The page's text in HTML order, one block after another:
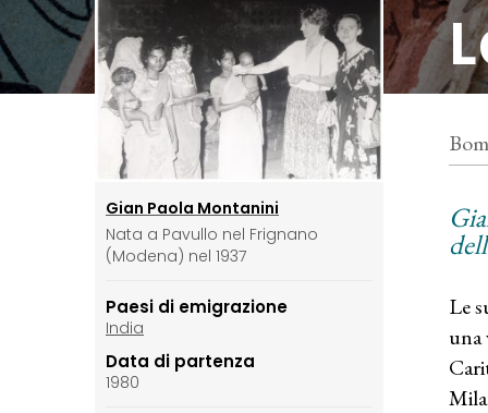
Gian Paola Montanini
Nata a Pavullo nel Frignano
(Modena) nel 1937
Paesi di emigrazione
India
Data di partenza
1980
Le
una